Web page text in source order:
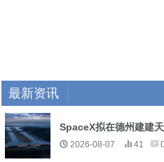
最新资讯
SpaceX拟在德州建建
2026-08-07 41